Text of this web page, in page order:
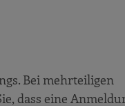
Bei mehrteiligen
dass eine